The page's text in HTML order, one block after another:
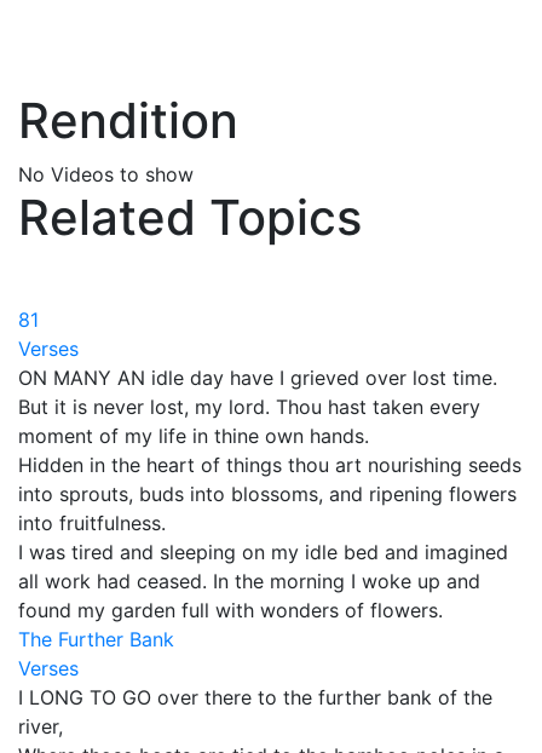
Rendition
No Videos to show
Related Topics
81
Verses
ON MANY AN idle day have I grieved over lost time.
But it is never lost, my lord. Thou hast taken every
moment of my life in thine own hands.
Hidden in the heart of things thou art nourishing seeds
into sprouts, buds into blossoms, and ripening flowers
into fruitfulness.
I was tired and sleeping on my idle bed and imagined
all work had ceased. In the morning I woke up and
found my garden full with wonders of flowers.
The Further Bank
Verses
I LONG TO GO over there to the further bank of the
river,